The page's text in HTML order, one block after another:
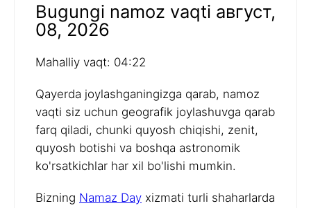
Bugungi namoz vaqti август,
08, 2026
Mahalliy vaqt: 04:22
Qayerda joylashganingizga qarab, namoz
vaqti siz uchun geografik joylashuvga qarab
farq qiladi, chunki quyosh chiqishi, zenit,
quyosh botishi va boshqa astronomik
ko'rsatkichlar har xil bo'lishi mumkin.
Bizning Namaz Day xizmati turli shaharlarda